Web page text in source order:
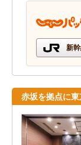
新
赤坂を拠点に